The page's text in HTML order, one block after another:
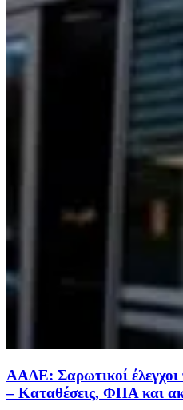
ΑΑΔΕ: Σαρωτικοί έλεγχοι
– Καταθέσεις, ΦΠΑ και